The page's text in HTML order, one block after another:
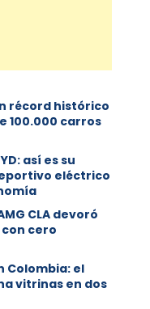
récord histórico
100.000 carros
así es su
eléctrico
CLA devoró
cero
Colombia: el
vitrinas en dos